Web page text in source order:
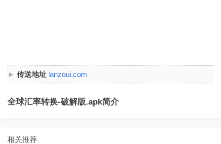
传送地址 lanzoui.com
全球汇率转换-破解版.apk简介
相关推荐